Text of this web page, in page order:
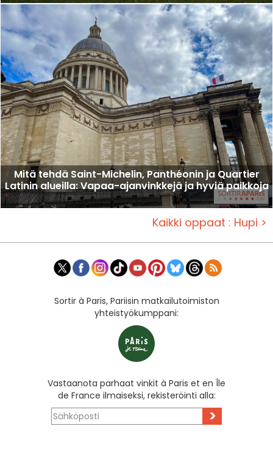
Mitä tehdä Saint-Michelin, Panthéonin ja Quartier
Latinin alueilla: Vapaa-ajanvinkkejä ja hyviä paikkoja
Kaikki oppaat : Hupi >
Sortir à Paris, Pariisin matkailutoimiston
yhteistyökumppani:
Vastaanota parhaat vinkit à Paris et en Île
de France ilmaiseksi, rekisteröinti alla:
>